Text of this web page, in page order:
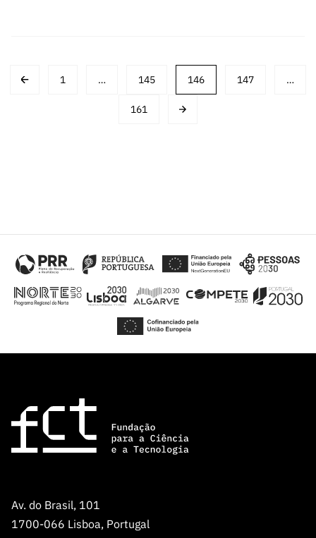
Posts
navigation
1 … 145 146 147 …
161
Av. do Brasil, 101
1700-066 Lisboa, Portugal